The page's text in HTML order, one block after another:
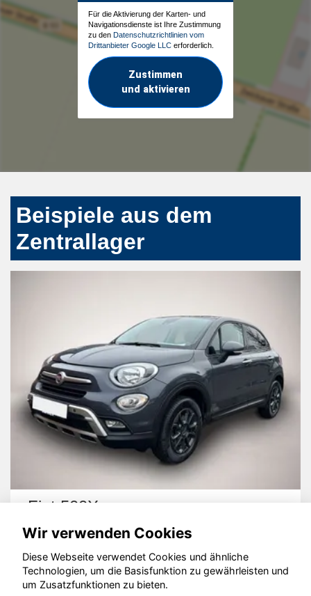
Für die Aktivierung der Karten- und
Navigationsdienste ist Ihre Zustimmung
zu den Datenschutzrichtlinien vom
Drittanbieter Google LLC erforderlich.
Zustimmen
und aktivieren
Beispiele aus dem
Zentrallager
Fiat 500X
© konjunkturmotor.de GmbH 2020 - 2026
Wir verwenden Cookies
Diese Webseite verwendet Cookies und ähnliche
Technologien, um die Basisfunktion zu gewährleisten und
um Zusatzfunktionen zu bieten.